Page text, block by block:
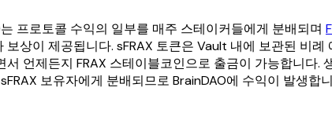
프로토콜 수익의 일부를 매주 스테이커들에게 분배되며
보상이 제공됩니다. sFRAX 토큰은 Vault 내에 보관된 비례
서 언제든지 FRAX 스테이블코인으로 출금이 가능합니다.
보유자에게 분배되므로 BrainDAO에 수익이 발생합